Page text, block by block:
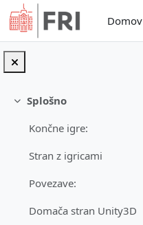
Preskoči na glavno vsebino
Domov
SkrčiSplošno
Končne igre:
Stran z igricami
Povezave:
Domača stran Unity3D